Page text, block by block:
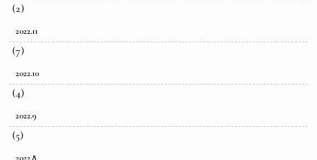
(2)
2022.11
(7)
2022.10
(4)
2022.9
(5)
2022.8